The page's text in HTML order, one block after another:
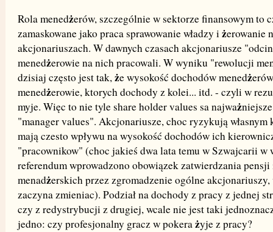
Rola menedżerów, szczególnie w sektorze finansowym to
zamaskowane jako praca sprawowanie władzy iżerowanie
akcjonariuszach. W dawnych czasach akcjonariusze
menedżerowie na nich pracowali. W wyniku "rewolucji
dzisiaj często jest tak,że wysokość dochodów menedż
menedżerowie, ktorych dochody z kolei... itd. - czyli w
myje. Więc to nie tyle share holder values sa najważ
"manager values". Akcjonariusze, choc ryzykują własnym
mają czesto wpływu na wysokość dochodów ich
"pracownikow" (choc jakieś dwa lata temu w Szwajcarii w
referendum wprowadzono obowiązek zatwierdzania
menadżerskich przez zgromadzenie ogólne akcjonariuszy,
zaczyna zmieniac). Podział na dochody z pracy z jednej
czy z redystrybucji z drugiej, wcale nie jest taki
jedno: czy profesjonalny gracz w pokerażyje z pracy?